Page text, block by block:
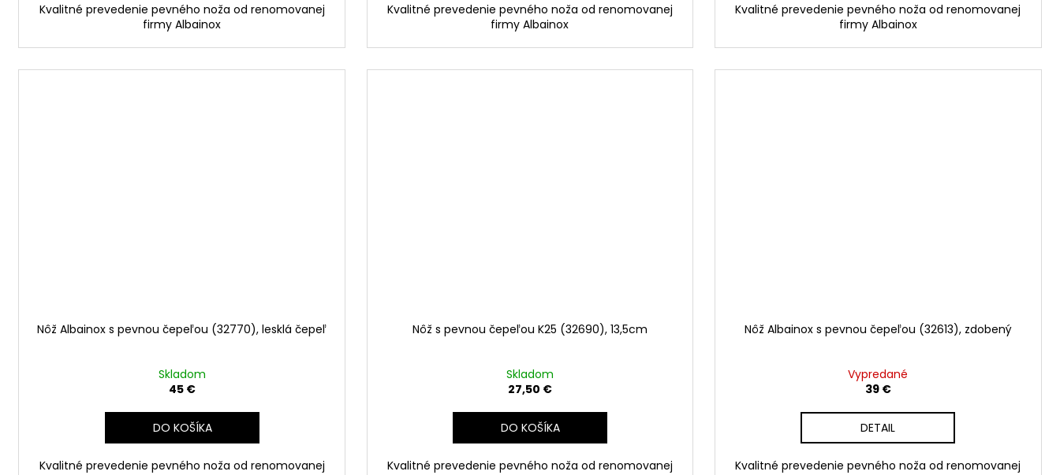
Kvalitné prevedenie pevného noža od renomovanej
firmy Albainox
Kvalitné prevedenie pevného noža od renomovanej
firmy Albainox
Kvalitné prevedenie pevného noža od renomovanej
firmy Albainox
Nôž Albainox s pevnou čepeľou (32770), lesklá čepeľ
Skladom
45 €
DO KOŠÍKA
Kvalitné prevedenie pevného noža od renomovanej
Nôž s pevnou čepeľou K25 (32690), 13,5cm
Skladom
27,50 €
DO KOŠÍKA
Kvalitné prevedenie pevného noža od renomovanej
Nôž Albainox s pevnou čepeľou (32613), zdobený
Vypredané
39 €
DETAIL
Kvalitné prevedenie pevného noža od renomovanej